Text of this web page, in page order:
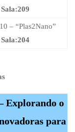
Sala:209
– “Plas2Nano”
Sala:204
Explorando o
para